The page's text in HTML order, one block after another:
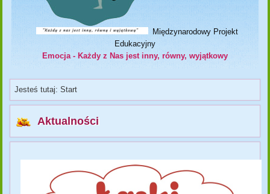
Międzynarodowy Projekt
Edukacyjny
Emocja - Każdy z Nas jest inny, równy, wyjątkowy
Jesteś tutaj:Start
Aktualności